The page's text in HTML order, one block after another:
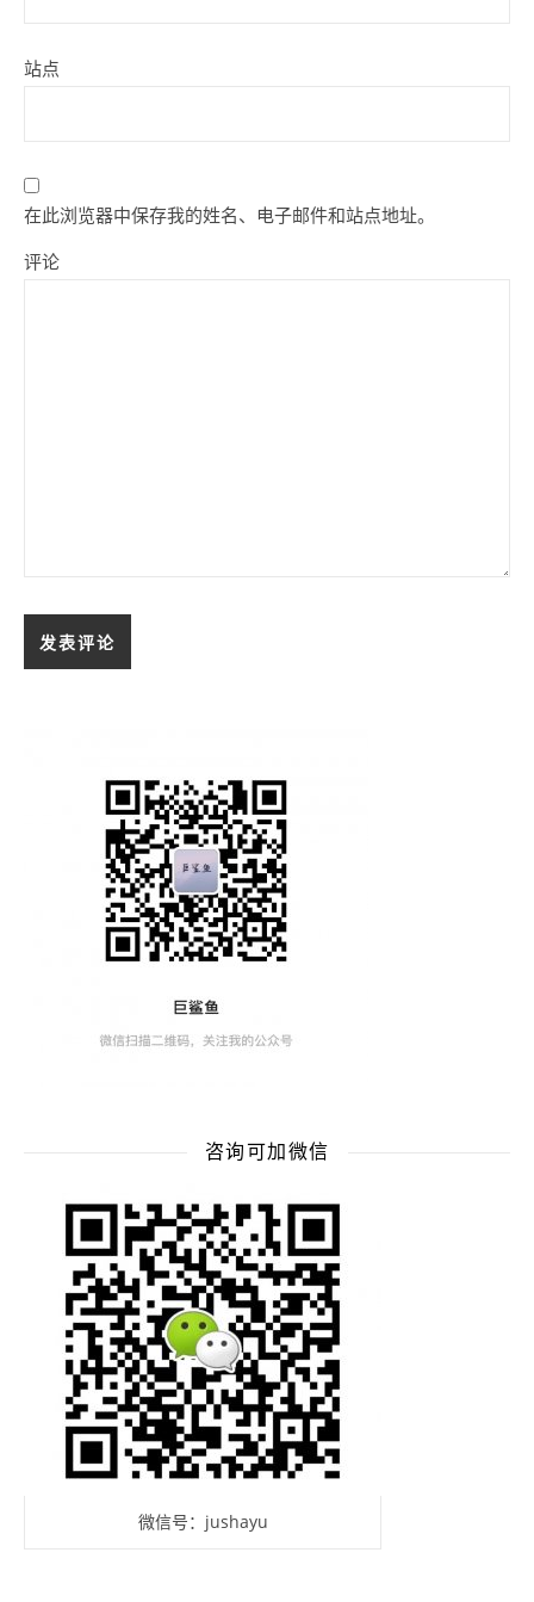
站点
在此浏览器中保存我的姓名、电子邮件和站点地址。
评论
咨询可加微信
微信号：jushayu